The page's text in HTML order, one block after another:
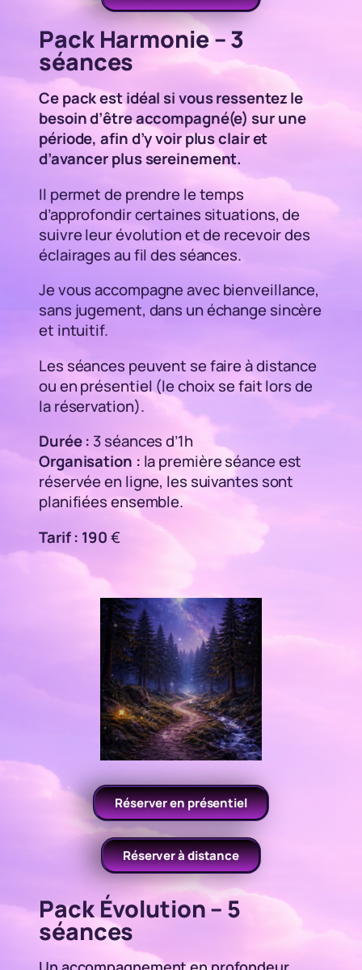
Pack Harmonie – 3
séances
Ce pack est idéal si vous ressentez le
besoin d’être accompagné(e) sur une
période, afin d’y voir plus clair et
d’avancer plus sereinement.
Il permet de prendre le temps
d’approfondir certaines situations, de
suivre leur évolution et de recevoir des
éclairages au fil des séances.
Je vous accompagne avec bienveillance,
sans jugement, dans un échange sincère
et intuitif.
Les séances peuvent se faire à distance
ou en présentiel (le choix se fait lors de
la réservation).
Durée : 3 séances d’1h
Organisation : la première séance est
réservée en ligne, les suivantes sont
planifiées ensemble.
Tarif : 190€
Réserver en présentiel
Réserver à distance
Pack Évolution – 5
séances